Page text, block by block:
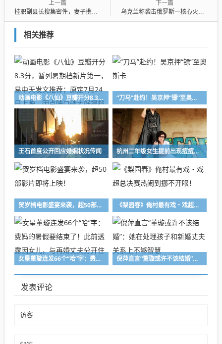
上一篇
挂职副县长搜集密件，妻子携复印件出境，双双获刑
下一篇
乌克兰称袭击俄罗斯一核心火药厂，是俄军主要炸药供应商之一，该厂已暂停运营
相关推荐
动画电影《八仙》豆瓣开分8.3分，暂列暑期档新片第一，易中天发文推荐；原定7月24日上映，因点映口碑太好提档至7月18日 “刀马”赴约！吴京押“镖”至奥斯卡
王石首度公开回应婚姻状况传闻 杭州二年级女生提前出现痘痘，家长和老师共同关注青春期健康问题
贺岁档电影盛宴来袭，超50部影片即将上映！ 《梨园春》俺村最有戏・戏超总决赛热闹到挪不开眼！
女星董璇连发66个“哈”字：费妈的暑假要结束了！此前透露因女儿，与再婚丈夫分开住 倪萍直言“董璇或许不该结婚”：她在处理孩子和新婚丈夫关系上不够智慧
发表评论